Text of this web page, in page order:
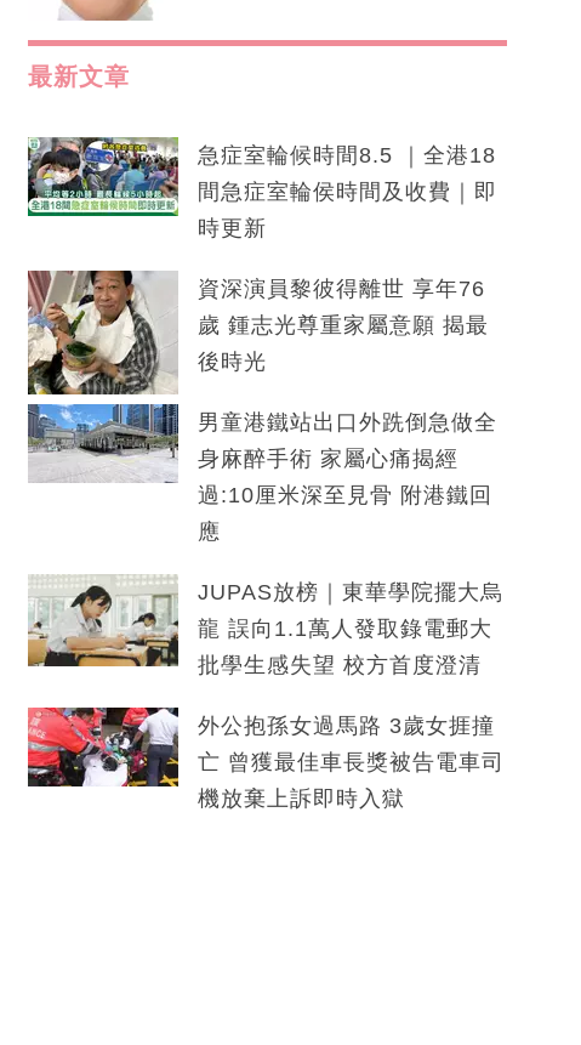
最新文章
急症室輪候時間8.5 ｜全港18
間急症室輪侯時間及收費｜即
時更新
資深演員黎彼得離世 享年76
歲 鍾志光尊重家屬意願 揭最
後時光
男童港鐵站出口外跣倒急做全
身麻醉手術 家屬心痛揭經
過:10厘米深至見骨 附港鐵回
應
JUPAS放榜｜東華學院擺大烏
龍 誤向1.1萬人發取錄電郵大
批學生感失望 校方首度澄清
外公抱孫女過馬路 3歲女捱撞
亡 曾獲最佳車長獎被告電車司
機放棄上訴即時入獄